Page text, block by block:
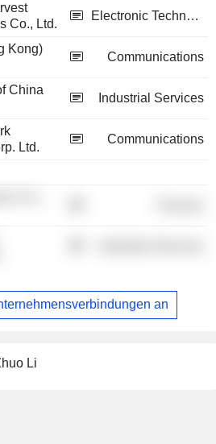
Co., Ltd.
Electronic Technology
Kong)
Communications
China
Industrial Services
Ltd.
Communications
an
Li